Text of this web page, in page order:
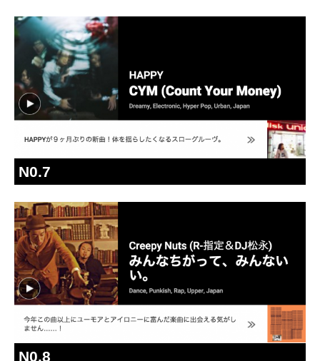
N0.7
N0.8